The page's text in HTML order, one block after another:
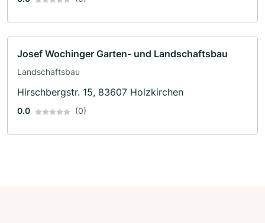
Josef Wochinger Garten- und Landschaftsbau
Landschaftsbau
Hirschbergstr. 15, 83607 Holzkirchen
0.0 (0)